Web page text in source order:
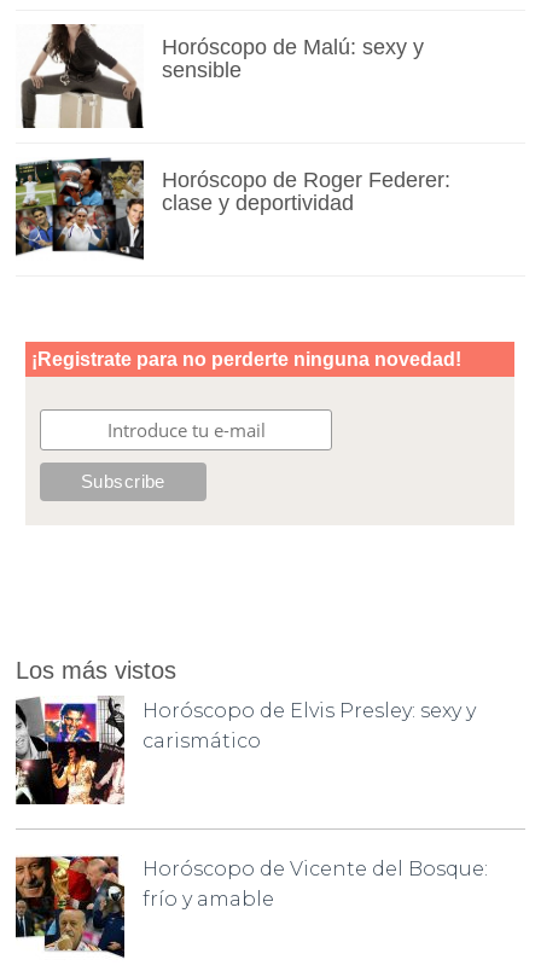
Horóscopo de Malú: sexy y
sensible
Horóscopo de Roger Federer:
clase y deportividad
Los más vistos
Horóscopo de Elvis Presley: sexy y
carismático
Horóscopo de Vicente del Bosque:
frío y amable